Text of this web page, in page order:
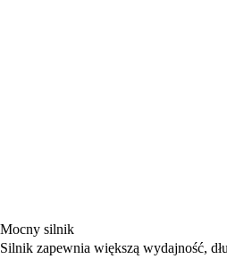
Mocny silnik
Silnik zapewnia większą wydajność,